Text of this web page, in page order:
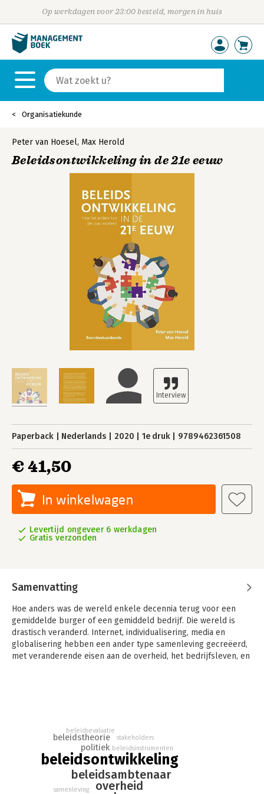
Op werkdagen voor 23:00 besteld, morgen in huis
Organisatiekunde
Peter van Hoesel, Max Herold
Beleidsontwikkeling in de 21e eeuw
Paperback Nederlands 2020 1e druk 9789462361508
€ 41,50
In winkelwagen
Levertijd ongeveer 6 werkdagen
Gratis verzonden
Samenvatting
Hoe anders was de wereld enkele decennia terug voor een
gemiddelde burger of een gemiddeld bedrijf. Die wereld is
drastisch veranderd. Internet, individualisering, media en
globalisering hebben een ander type samenleving gecreëerd,
met veranderende eisen aan de overheid, het bedrijfsleven, en
beleidsambtenaren een steun in de rug te geven. Het biedt
niet alleen een nieuw conceptueel kader voor
beleidsontwikkeling, maar geeft bovendien een groot aantal
concrete handvatten voor het ambachtelijke werk dat daarvoor
nodig is. Daarbij wordt tevens stilgestaan bij het verantwoord
beleidsontwikkeling
beleidsambtenaar
overheid
politiek
beleidstheorie
beleidsevaluatie
samenleving
stakeholders
beleidsinstrumenten